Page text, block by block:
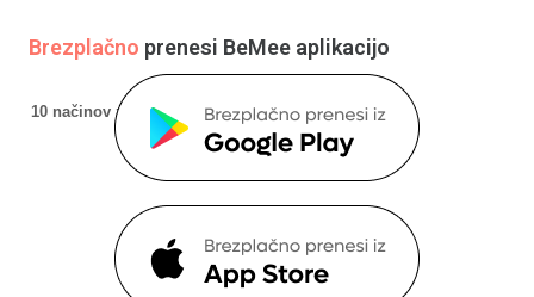
10 načinov za začetek pogovora, ki vedno delujejo
Brezplačno prenesi BeMee aplikacijo